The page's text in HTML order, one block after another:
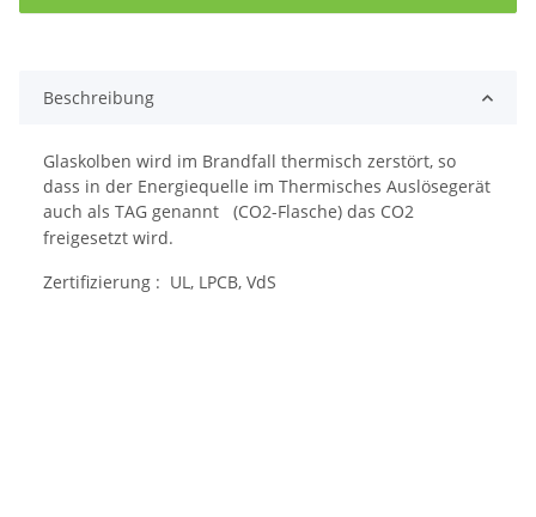
Beschreibung
Glaskolben wird im Brandfall thermisch zerstört, so
dass in der Energiequelle im Thermisches Auslösegerät
auch als TAG genannt
(CO2-Flasche) das CO2
freigesetzt wird.
Zertifizierung : UL, LPCB, VdS